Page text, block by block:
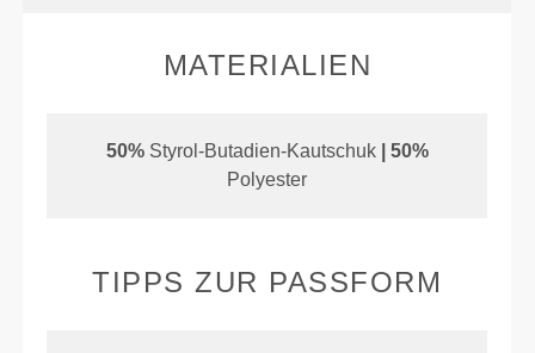
MATERIALIEN
50% Styrol-Butadien-Kautschuk
| 50%
Polyester
TIPPS ZUR PASSFORM